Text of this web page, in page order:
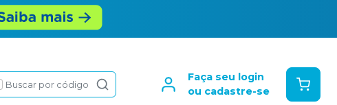
Buscar por código
Faça seu login
ou cadastre-se